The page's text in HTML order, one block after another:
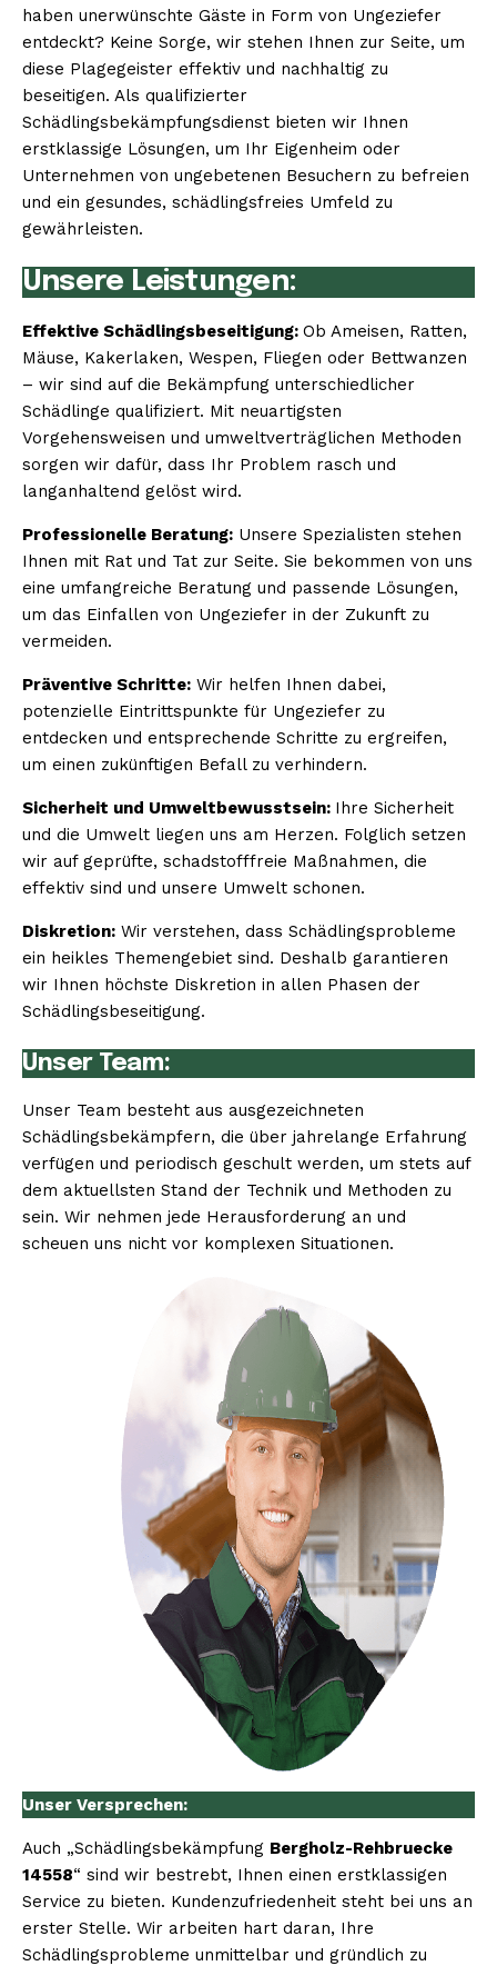
haben unerwünschte Gäste in Form von Ungeziefer
entdeckt? Keine Sorge, wir stehen Ihnen zur Seite, um
diese Plagegeister effektiv und nachhaltig zu
beseitigen. Als qualifizierter
Schädlingsbekämpfungsdienst bieten wir Ihnen
erstklassige Lösungen, um Ihr Eigenheim oder
Unternehmen von ungebetenen Besuchern zu befreien
und ein gesundes, schädlingsfreies Umfeld zu
gewährleisten.
Unsere Leistungen:
Effektive Schädlingsbeseitigung: Ob Ameisen, Ratten,
Mäuse, Kakerlaken, Wespen, Fliegen oder Bettwanzen
– wir sind auf die Bekämpfung unterschiedlicher
Schädlinge qualifiziert. Mit neuartigsten
Vorgehensweisen und umweltverträglichen Methoden
sorgen wir dafür, dass Ihr Problem rasch und
langanhaltend gelöst wird.
Professionelle Beratung: Unsere Spezialisten stehen
Ihnen mit Rat und Tat zur Seite. Sie bekommen von uns
eine umfangreiche Beratung und passende Lösungen,
um das Einfallen von Ungeziefer in der Zukunft zu
vermeiden.
Präventive Schritte: Wir helfen Ihnen dabei,
potenzielle Eintrittspunkte für Ungeziefer zu
entdecken und entsprechende Schritte zu ergreifen,
um einen zukünftigen Befall zu verhindern.
Sicherheit und Umweltbewusstsein: Ihre Sicherheit
und die Umwelt liegen uns am Herzen. Folglich setzen
wir auf geprüfte, schadstofffreie Maßnahmen, die
effektiv sind und unsere Umwelt schonen.
Diskretion: Wir verstehen, dass Schädlingsprobleme
ein heikles Themengebiet sind. Deshalb garantieren
wir Ihnen höchste Diskretion in allen Phasen der
Schädlingsbeseitigung.
Unser Team:
Unser Team besteht aus ausgezeichneten
Schädlingsbekämpfern, die über jahrelange Erfahrung
verfügen und periodisch geschult werden, um stets auf
dem aktuellsten Stand der Technik und Methoden zu
sein. Wir nehmen jede Herausforderung an und
scheuen uns nicht vor komplexen Situationen.
Unser Versprechen:
Auch „Schädlingsbekämpfung Bergholz-Rehbruecke
14558“ sind wir bestrebt, Ihnen einen erstklassigen
Service zu bieten. Kundenzufriedenheit steht bei uns an
erster Stelle. Wir arbeiten hart daran, Ihre
Schädlingsprobleme unmittelbar und gründlich zu